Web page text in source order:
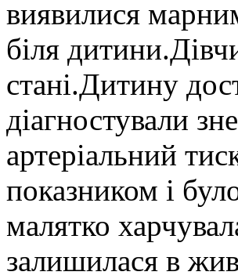
виявилися
біля
стані.Дитину
діагностували
артеріальний
показником і
малятко
залишилася в